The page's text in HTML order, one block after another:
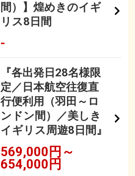
間）】煌めきのイギ
リス8日間
-
『各出発日28名様限
定／日本航空往復直
行便利用（羽田～ロ
ンドン間）／美しき
イギリス周遊8日間』
569,000円～
654,000円